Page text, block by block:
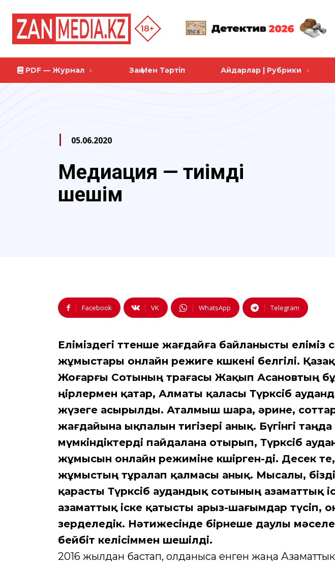
PDF — Журнал Заң Мен Тәртіп Айдарлар | Рубрики
05.06.2020
Медиация — тиімді
шешім
Facebook VK WhatsApp Telegram
Еліміздегі төтенше жағдайға байланысты
жұмыстары онлайн режиге көшкені белгілі.
Жоғарғы Сотының төрағасы Жақып Асановтың
өңірлермен қатар, Алматы қаласы Түрксіб
жүзеге асырылды. Аталмыш шара, әрине,
жағдайына ықпалын тигізері анық. Бүгінгі
мүмкіндіктерді пайдалана отырып, Түрксіб
жұмысын онлайн режиміне көшірген-ді. Десек
жұмыстың тұралап қалмасы анық. Мысалы,
қарасты Түрксіб аудандық сотының азаматтық
азаматтық іске қатысты арыз-шағымдар түсіп,
зерделедік. Нәтижесінде бірнеше даулы
бейбіт келісіммен шешілді.
2016 жылдан бастап, қолданысқа енген жаңа